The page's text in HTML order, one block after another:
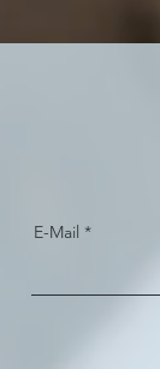
E-Mail